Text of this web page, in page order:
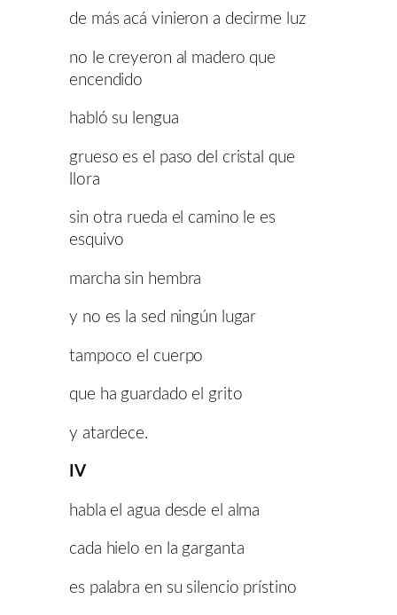
de más acá vinieron a decirme luz
no le creyeron al madero que
encendido
habló su lengua
grueso es el paso del cristal que
llora
sin otra rueda el camino le es
esquivo
marcha sin hembra
y no es la sed ningún lugar
tampoco el cuerpo
que ha guardado el grito
y atardece.
IV
habla el agua desde el alma
cada hielo en la garganta
es palabra en su silencio prístino